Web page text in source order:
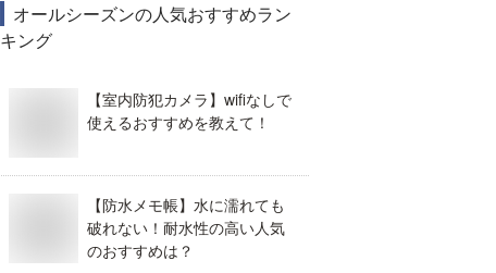
オールシーズンの人気おすすめラン
キング
【室内防犯カメラ】wifiなしで
使えるおすすめを教えて！
【防水メモ帳】水に濡れても
破れない！耐水性の高い人気
のおすすめは？